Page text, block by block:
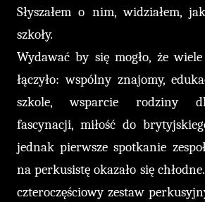
Słyszałem o nim, widziałem,
szkoły.
Wydawać by się mogło, że
łączyło: wspólny znajomy,
szkole, wsparcie rodziny
fascynacji, miłość do
jednak pierwsze spotkanie
na perkusistę okazało się
czteroczęściowy zestaw